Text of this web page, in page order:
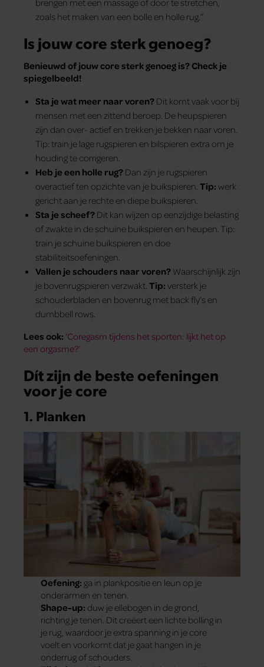
brengen met een massage of door te stretchen,
zoals het maken van een bolle en holle rug.”
Is jouw core sterk genoeg?
Benieuwd of jouw core sterk genoeg is? Check je
spiegelbeeld!
Sta je wat meer naar voren? Dit komt vaak voor bij
mensen met een zittend beroep. De heupspieren
zijn dan over- actief en trekken je bekken naar voren.
Tip: train je lage rugspieren en bilspieren extra om je
houding te corrigeren.
Heb je een holle rug? Dan zijn je rugspieren
overactief ten opzichte van je buikspieren. Tip: werk
gericht aan je rechte en diepe buikspieren.
Sta je scheef? Dit kan wijzen op eenzijdige belasting
of zwakte in de schuine buikspieren en heupen. Tip:
train je schuine buikspieren en doe
stabiliteitsoefeningen.
Vallen je schouders naar voren? Waarschijnlijk zijn
je bovenrugspieren verzwakt. Tip: versterk je
schouderbladen en bovenrug met back fly’s en
dumbbell rows.
Lees ook: ‘Coregasm tijdens het sporten: lijkt het op
een orgasme?’
Dít zijn de beste oefeningen
voor je core
1. Planken
Oefening: ga in plankpositie en leun op je
onderarmen en tenen.
Shape-up: duw je ellebogen in de grond,
richting je tenen. Dit creëert een lichte bolling in
je rug, waardoor je extra spanning in je core
voelt en voorkomt dat je gaat hangen in je
onderrug of schouders.